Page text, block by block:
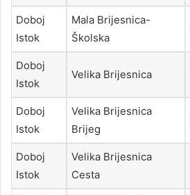
Doboj
Istok
Mala Brijesnica-
Školska
Doboj
Istok
Velika Brijesnica
Doboj
Istok
Velika Brijesnica
Brijeg
Doboj
Istok
Velika Brijesnica
Cesta